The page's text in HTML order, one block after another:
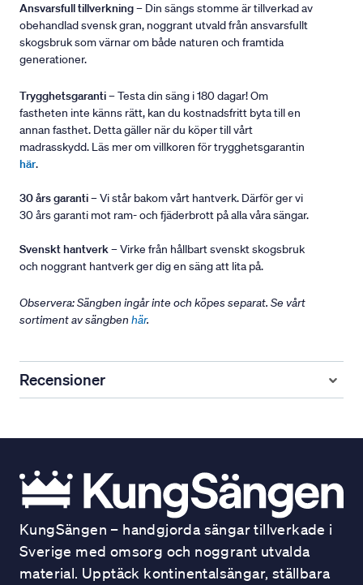
Ansvarsfull tillverkning– Din sängs stomme är tillverkad av
obehandlad svensk gran, noggrant utvald från ansvarsfullt
skogsbruk som värnar om både naturen och framtida
generationer.
Trygghetsgaranti– Testa din säng i 180 dagar! Om
fastheten inte känns rätt, kan du kostnadsfritt byta till en
annan fasthet. Detta gäller när du köper till vårt
madrasskydd. Läs mer om villkoren för trygghetsgarantin
här.
30 års garanti– Vi står bakom vårt hantverk. Därför ger vi
30 års garanti mot ram- och fjäderbrott på alla våra sängar.
Svenskt hantverk– Virke från hållbart svenskt skogsbruk
och noggrant hantverk ger dig en säng att lita på.
Observera: Sängben ingår inte och köpes separat. Se vårt
sortiment av sängben här.
Recensioner
KungSängen – handgjorda sängar tillverkade i
Sverige med omsorg och noggrant utvalda
material. Upptäck kontinentalsängar, ställbara